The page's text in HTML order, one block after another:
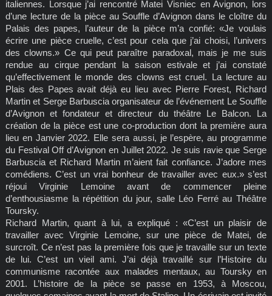
italiennes. Lorsque j’ai rencontré Matei Visniec en Avignon, lors
d’une lecture de la pièce au Souffle d’Avignon dans le cloître du
Palais des papes, l’auteur de la pièce m’a confié: «Je voulais
écrire une pièce cruelle, c’est pour cela que j’ai choisi, l’univers
des clowns.» Ce qui peut paraître paradoxal, mais je me suis
rendue au cirque pendant la saison estivale et j’ai constaté
qu’effectivement le monde des clowns est cruel. La lecture au
Plais des Papes avait déjà eu lieu avec Pierre Forest, Richard
Martin et Serge Barbuscia organisateur de l’événement Le Souffle
d’Avignon et fondateur et directeur du théâtre Le Balcon. La
création de la pièce est une co-production dont la première aura
lieu en Janvier 2022. Elle sera aussi, je l’espère, au programme
du Festival Off d’Avignon en Juillet 2022. Je suis ravie que Serge
Barbuscia et Richard Martin m’aient fait confiance. J’adore mes
comédiens. C’est un vrai bonheur de travailler avec eux.» s’est
réjoui Virginie Lemoine avant de commencer pleine
d’enthousiasme la répétition du jour, salle Léo Ferré au Théâtre
Toursky.
Richard Martin, quant à lui, a expliqué : «C’est un plaisir de
travailler avec Virginie Lemoine, sur une pièce de Matei, de
surcroît. Ce n’est pas la première fois que je travaille sur un texte
de lui. C’est un vieil ami. J’ai déjà travaillé sur l’Histoire du
communisme racontée aux malades mentaux, au Toursky en
2001. L’histoire de la pièce se passe en 1953, à Moscou,